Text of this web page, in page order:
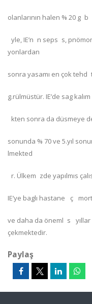
olanlarının halen % 20 g
yle, IE’n n seps s,
yonlardan
sonra yasamı en çok
g.rülmüstür. IE’de sag
kten sonra da düsmeye
sonunda % 70 ve 5.yıl
lmekted
r. Ülkem zde yapılmıs
IE’ye baglı hastane ç
ve daha da öneml s
çekmektedir.
Paylaş